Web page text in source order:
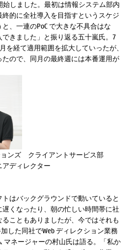
始しました。最初は情報システム部内
的に全社導入を目指すというスケジ
、一連のPoC で大きな不具合はな
きました」と振り返る五十嵐氏。7
を経て適用範囲を拡大していったが、
ので、同月の最終週には本番運用が
ョンズ クライアントサービス部
ディレクター
トはバックグラウンドで動いていると
くなったり、朝の忙しい時間帯に社
こともありましたが、今ではそれも
した同社でWeb ディレクション業務
マネージャーの村山氏は語る。「私か